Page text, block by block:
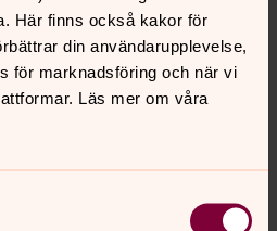
Här finns också kakor för
din användarupplevelse,
för marknadsföring och när vi
Läs mer om våra
vi en
Lantero. Här kan du
i Hägerstens församling.